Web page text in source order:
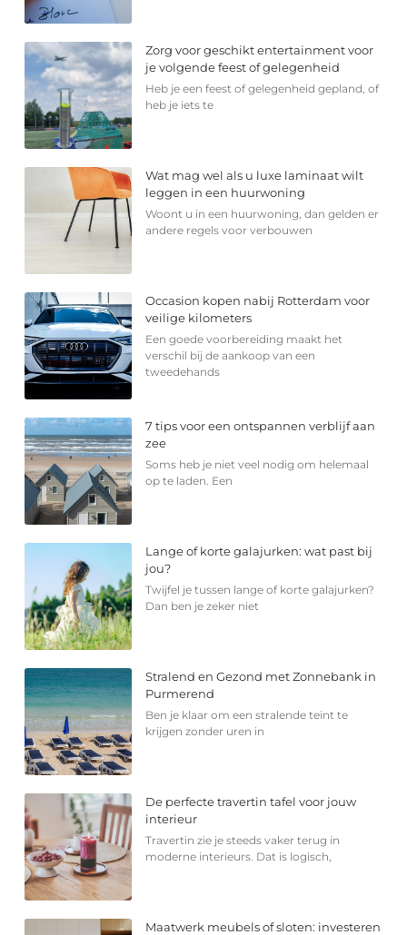
Zorg voor geschikt entertainment voor
je volgende feest of gelegenheid
Heb je een feest of gelegenheid gepland, of
heb je iets te
Wat mag wel als u luxe laminaat wilt
leggen in een huurwoning
Woont u in een huurwoning, dan gelden er
andere regels voor verbouwen
Occasion kopen nabij Rotterdam voor
veilige kilometers
Een goede voorbereiding maakt het
verschil bij de aankoop van een
tweedehands
7 tips voor een ontspannen verblijf aan
zee
Soms heb je niet veel nodig om helemaal
op te laden. Een
Lange of korte galajurken: wat past bij
jou?
Twijfel je tussen lange of korte galajurken?
Dan ben je zeker niet
Stralend en Gezond met Zonnebank in
Purmerend
Ben je klaar om een stralende teint te
krijgen zonder uren in
De perfecte travertin tafel voor jouw
interieur
Travertin zie je steeds vaker terug in
moderne interieurs. Dat is logisch,
Maatwerk meubels of sloten: investeren